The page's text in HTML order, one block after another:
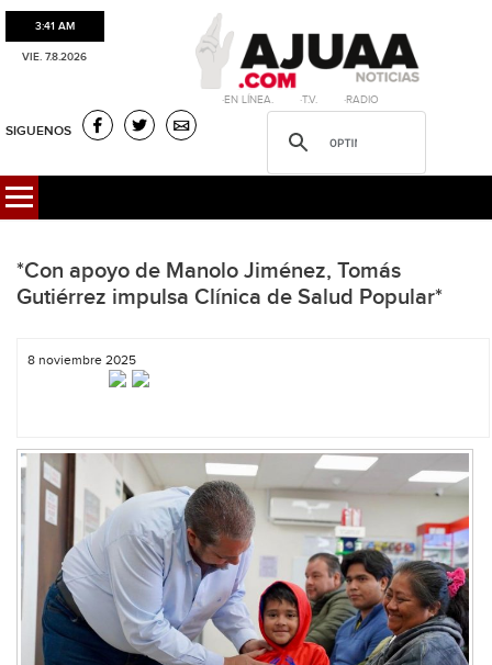
3:41 AM
VIE. 7.8.2026
·EN LÍNEA. ·T.V. ·RADIO
SIGUENOS
*Con apoyo de Manolo Jiménez, Tomás
Gutiérrez impulsa Clínica de Salud Popular*
8 noviembre 2025